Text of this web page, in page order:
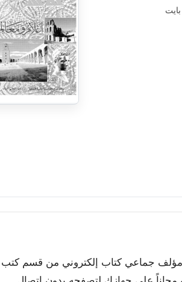
مؤلف جماعي كتاب إلكتروني من قسم كتب